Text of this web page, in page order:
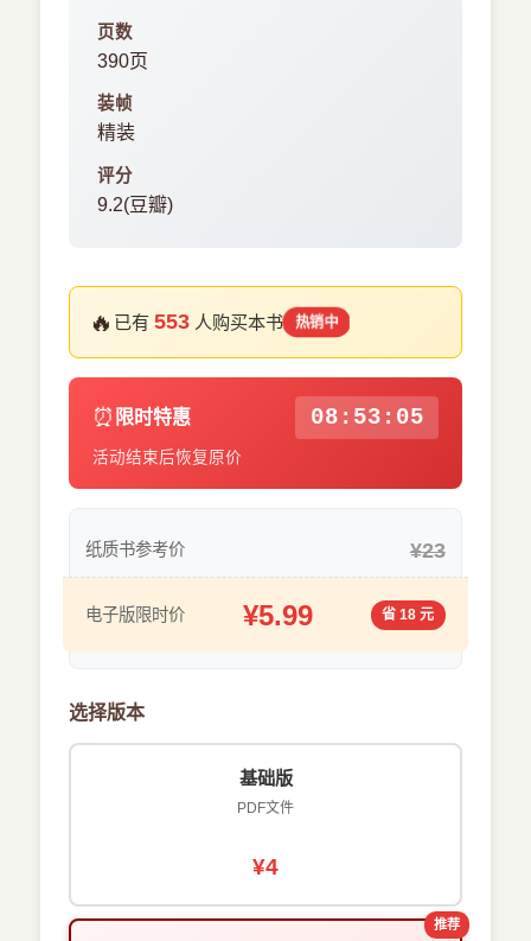
页数
390页
装帧
精装
评分
9.2(豆瓣)
🔥 已有553 人购买本书 热销中
⏰ 限时特惠 08:53:05
活动结束后恢复原价
纸质书参考价 ¥23
电子版限时价 ¥5.99 省 18 元
选择版本
基础版
PDF文件
¥4
推荐